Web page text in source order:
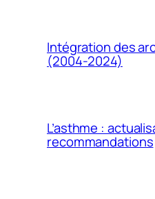
Intégration des
(2004-2024)
L’asthme :
recommandations